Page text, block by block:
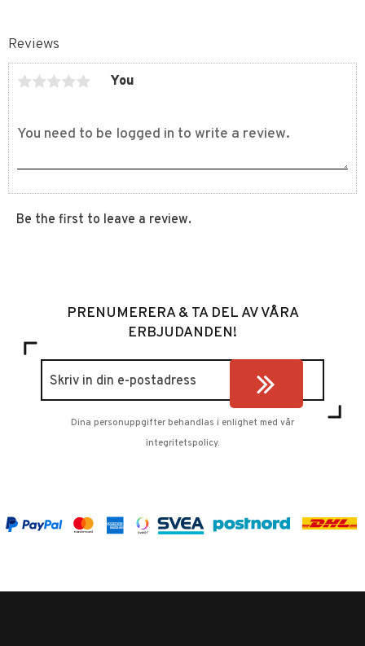
Reviews
You
Be the first to leave a review.
PRENUMERERA & TA DEL AV VÅRA
ERBJUDANDEN!
Dina personuppgifter behandlas i enlighet med vår
integritetspolicy.